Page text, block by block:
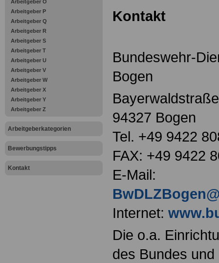
Arbeitgeber O
Arbeitgeber P
Arbeitgeber Q
Arbeitgeber R
Arbeitgeber S
Arbeitgeber T
Arbeitgeber U
Arbeitgeber V
Arbeitgeber W
Arbeitgeber X
Arbeitgeber Y
Arbeitgeber Z
Arbeitgeberkategorien
Bewerbungstipps
Kontakt
Kontakt
Bundeswehr-
Bogen
94327 Bogen
Tel. +49 9422
FAX: +49 9422
E-Mail:
Internet:
Die o.a.
des Bundes und